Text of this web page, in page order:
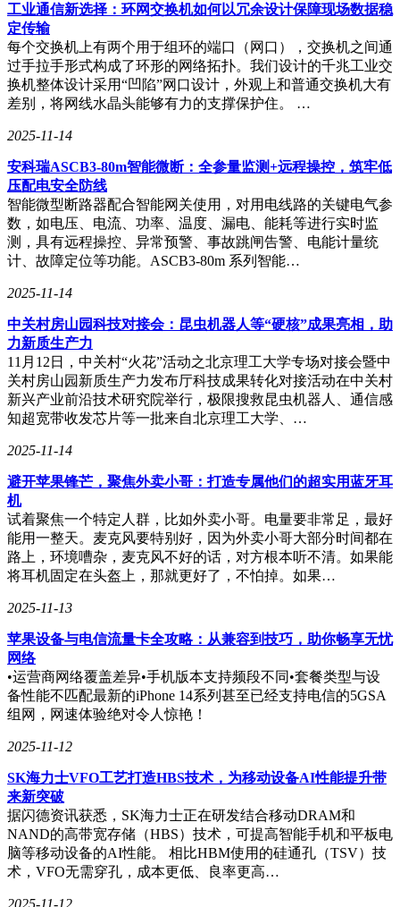
果AirPods Pro（第二代）则搭载了H2芯片，优化了音频信号
处理和降噪算法。其自适应通透模式能够根据环境噪音强度自
动调整通透程度，提供舒适的聆听体验。在音质上，苹果耳机
配备了定制的高振幅驱动单元和高动态范围放大器，支持动态
头部追踪的个性化空间音频功能。
精细化、音质高清化和交互智能化。降噪技术从“一刀切”转
向“场景自适应”，音质方面LDAC/aptX Lossless成为旗舰标
配，交互体验则更加智能化，如滑动触控、骨声纹通话和空间
音频头部追踪等功能。消费者在选择时，应更加关注耳机的实
测数据和场景适配性，让耳机成为真正理解自己需求的听觉伙
伴。
工业通信新选择：环网交换机如何以冗余设计保障现场数据稳
定传输
每个交换机上有两个用于组环的端口（网口），交换机之间通
过手拉手形式构成了环形的网络拓扑。我们设计的千兆工业交
换机整体设计采用“凹陷”网口设计，外观上和普通交换机大有
差别，将网线水晶头能够有力的支撑保护住。 …
2025-11-14
安科瑞ASCB3-80m智能微断：全参量监测+远程操控，筑牢低
压配电安全防线
智能微型断路器配合智能网关使用，对用电线路的关键电气参
数，如电压、电流、功率、温度、漏电、能耗等进行实时监
测，具有远程操控、异常预警、事故跳闸告警、电能计量统
计、故障定位等功能。ASCB3-80m 系列智能…
2025-11-14
中关村房山园科技对接会：昆虫机器人等“硬核”成果亮相，助
力新质生产力
11月12日，中关村“火花”活动之北京理工大学专场对接会暨中
关村房山园新质生产力发布厅科技成果转化对接活动在中关村
新兴产业前沿技术研究院举行，极限搜救昆虫机器人、通信感
知超宽带收发芯片等一批来自北京理工大学、…
2025-11-14
避开苹果锋芒，聚焦外卖小哥：打造专属他们的超实用蓝牙耳
机
试着聚焦一个特定人群，比如外卖小哥。电量要非常足，最好
能用一整天。麦克风要特别好，因为外卖小哥大部分时间都在
路上，环境嘈杂，麦克风不好的话，对方根本听不清。如果能
将耳机固定在头盔上，那就更好了，不怕掉。如果…
2025-11-13
苹果设备与电信流量卡全攻略：从兼容到技巧，助你畅享无忧
网络
•运营商网络覆盖差异•手机版本支持频段不同•套餐类型与设
备性能不匹配最新的iPhone 14系列甚至已经支持电信的5GSA
组网，网速体验绝对令人惊艳！
2025-11-12
SK海力士VFO工艺打造HBS技术，为移动设备AI性能提升带
来新突破
据闪德资讯获悉，SK海力士正在研发结合移动DRAM和
NAND的高带宽存储（HBS）技术，可提高智能手机和平板电
脑等移动设备的AI性能。 相比HBM使用的硅通孔（TSV）技
术，VFO无需穿孔，成本更低、良率更高…
2025-11-12